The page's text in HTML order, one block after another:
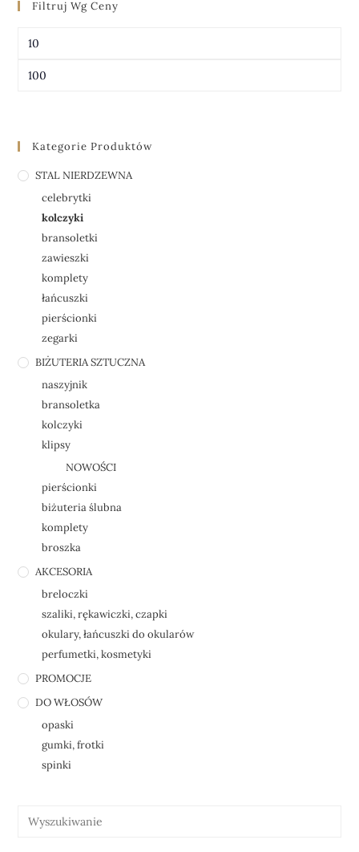
Filtruj Wg Ceny
Kategorie Produktów
STAL NIERDZEWNA
celebrytki
kolczyki
bransoletki
zawieszki
komplety
łańcuszki
pierścionki
zegarki
BIŻUTERIA SZTUCZNA
naszyjnik
bransoletka
kolczyki
klipsy
NOWOŚCI
pierścionki
biżuteria ślubna
komplety
broszka
AKCESORIA
breloczki
szaliki, rękawiczki, czapki
okulary, łańcuszki do okularów
perfumetki, kosmetyki
PROMOCJE
DO WŁOSÓW
opaski
gumki, frotki
spinki